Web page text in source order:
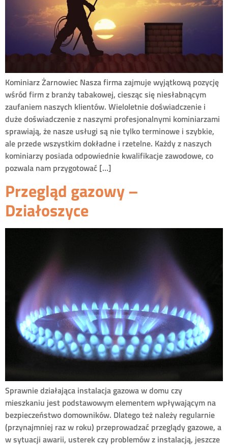
Kominiarz Żarnowiec Nasza firma zajmuje wyjątkową pozycję
wśród firm z branży tabakowej, ciesząc się niesłabnącym
zaufaniem naszych klientów. Wieloletnie doświadczenie i
duże doświadczenie z naszymi profesjonalnymi kominiarzami
sprawiają, że nasze usługi są nie tylko terminowe i szybkie,
ale przede wszystkim dokładne i rzetelne. Każdy z naszych
kominiarzy posiada odpowiednie kwalifikacje zawodowe, co
pozwala nam przygotować […]
Przegląd gazowy –
Działoszyce
Sprawnie działająca instalacja gazowa w domu czy
mieszkaniu jest podstawowym elementem wpływającym na
bezpieczeństwo domowników. Dlatego też należy regularnie
(przynajmniej raz w roku) przeprowadzać przeglądy gazowe, a
w sytuacji awarii, usterek czy problemów z instalacją, jeszcze